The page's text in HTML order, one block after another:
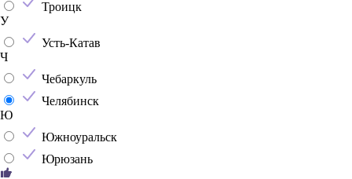
Троицк
У
Усть-Катав
Ч
Чебаркуль
Челябинск
Ю
Южноуральск
Юрюзань